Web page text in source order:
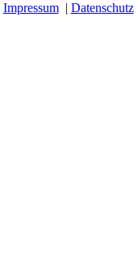
Impressum| Datenschutz